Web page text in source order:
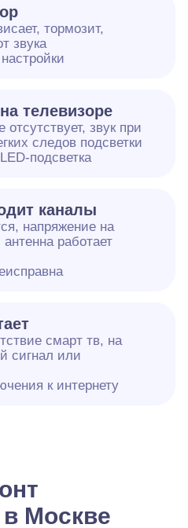
тормозит,
звука
телевизоре
отсутствует, звук при
следов подсветки
подсветка
каналы
напряжение на
работает
смарт тв, на
сигнал или
к интернету
Москве